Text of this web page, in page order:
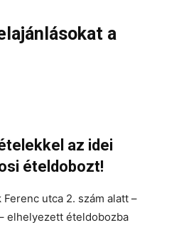
a
az idei
ételdobozt!
utca 2. szám alatt –
elhelyezett ételdobozba